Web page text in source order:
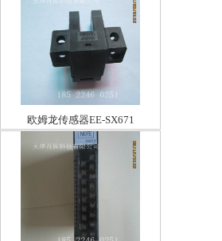
欧姆龙传感器EE-SX671